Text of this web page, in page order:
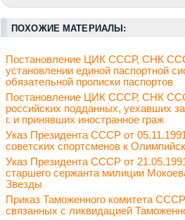
ПОХОЖИЕ МАТЕРИАЛЫ:
Постановление ЦИК СССР, СНК
установлении единой паспортной
обязательной прописки паспортов
Постановление ЦИК СССР, СНК
российских подданных, уехавших
г. и принявших иностранное граж
Указ Президента СССР от
советских спортсменов к
Указ Президента СССР от
старшего сержанта милиции
Звезды
Приказ Таможенного комитета
связанных с ликвидацией